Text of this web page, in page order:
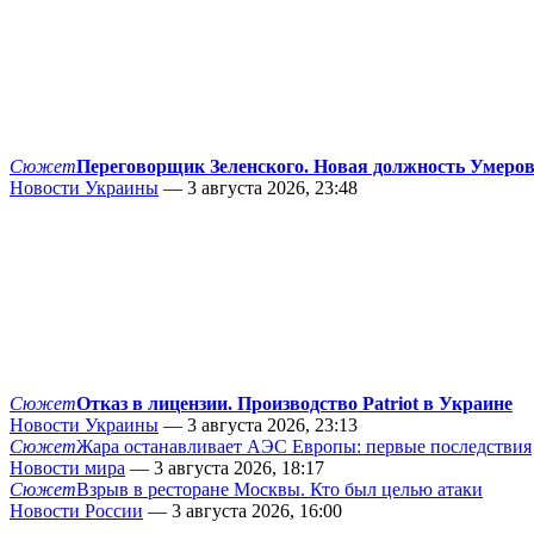
СюжетПереговорщик Зеленского. Новая должность
Новости Украины — 3 августа 2026, 23:48
СюжетОтказ в лицензии. Производство Patriot в Украине
Новости Украины — 3 августа 2026, 23:13
СюжетЖара останавливает АЭС Европы: первые последствия
Новости мира — 3 августа 2026, 18:17
СюжетВзрыв в ресторане Москвы. Кто был целью атаки
Новости России — 3 августа 2026, 16:00